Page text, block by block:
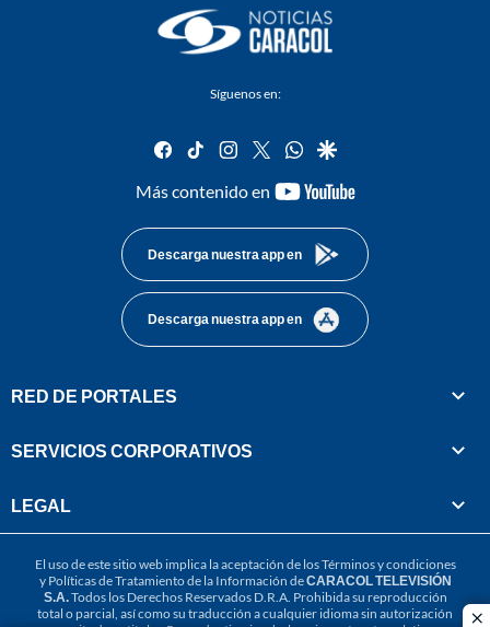
Síguenos en:
facebook
tiktok instagram
twitterwhatsapp
google
Más contenido en
youtube-
Descarga nuestra app en
Descarga nuestra app en
RED DE PORTALES
SERVICIOS CORPORATIVOS
LEGAL
El uso de este sitio web implica la aceptación de losTérminos y condiciones
y Políticas de Tratamiento de la Información deCARACOL TELEVISIÓN
S.A.Todos los Derechos Reservados D.R.A. Prohibida su reproducción
total o parcial, así como su traducción a cualquier idioma sin autorización